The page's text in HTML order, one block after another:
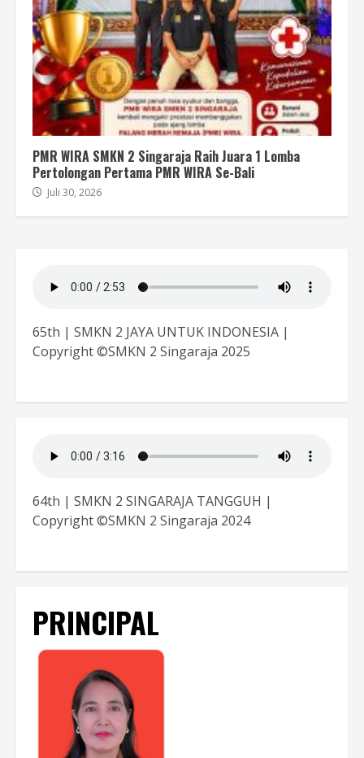
PMR WIRA SMKN 2 Singaraja Raih Juara 1 Lomba
Pertolongan Pertama PMR WIRA Se-Bali
Juli 30, 2026
65th | SMKN 2 JAYA UNTUK INDONESIA |
Copyright ©SMKN 2 Singaraja 2025
64th | SMKN 2 SINGARAJA TANGGUH |
Copyright ©SMKN 2 Singaraja 2024
PRINCIPAL